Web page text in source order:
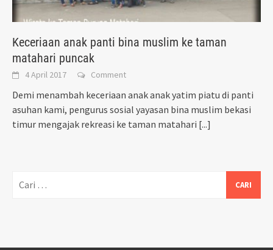
Keceriaan anak panti bina muslim ke taman
matahari puncak
4 April 2017 Comment
Demi menambah keceriaan anak anak yatim piatu di panti
asuhan kami, pengurus sosial yayasan bina muslim bekasi
timur mengajak rekreasi ke taman matahari [...]
untuk: